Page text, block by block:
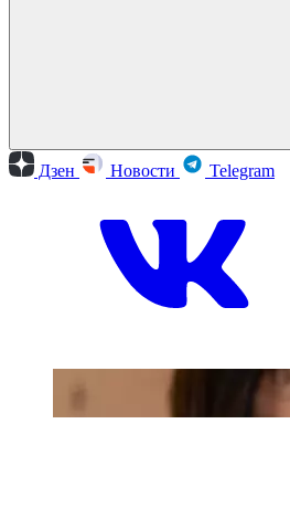
Дзен Новости Telegram